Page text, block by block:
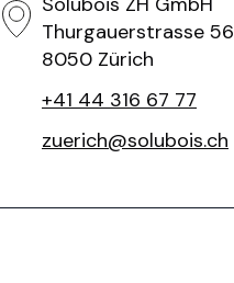
Thurgauerstrasse 56
8050 Zürich
+41 44 316 67 77
zuerich@solubois.ch